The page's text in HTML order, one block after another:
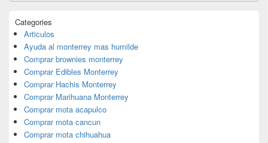
Categories
Articulos
Ayuda al monterrey mas humilde
Comprar brownies monterrey
Comprar Edibles Monterrey
Comprar Hachis Monterrey
Comprar Marihuana Monterrey
Comprar mota acapulco
Comprar mota cancun
Comprar mota chihuahua